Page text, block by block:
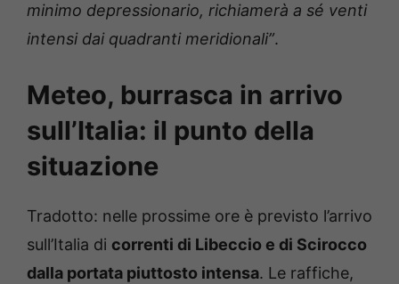
minimo depressionario, richiamerà a sé venti
intensi dai quadranti meridionali”.
Meteo, burrasca in arrivo
sull’Italia: il punto della
situazione
Tradotto: nelle prossime ore è previsto l’arrivo
sull’Italia di correnti di Libeccio e di Scirocco
dalla portata piuttosto intensa. Le raffiche,